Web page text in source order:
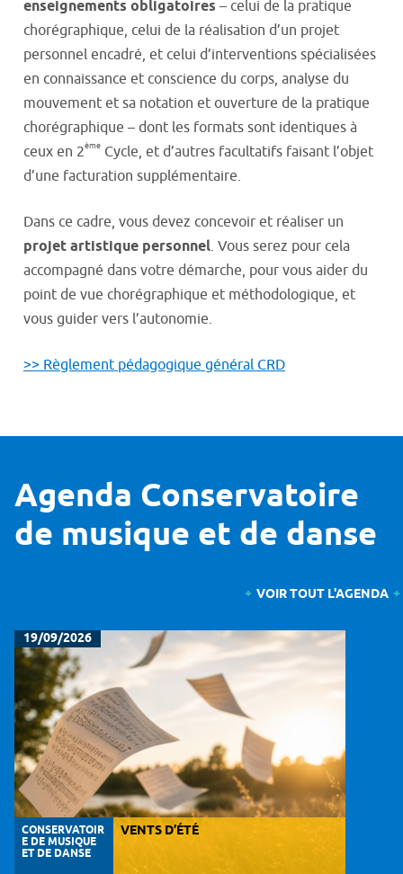
enseignements obligatoires – celui de la pratique
chorégraphique, celui de la réalisation d’un projet
personnel encadré, et celui d’interventions spécialisées
en connaissance et conscience du corps, analyse du
mouvement et sa notation et ouverture de la pratique
chorégraphique – dont les formats sont identiques à
ceux en 2ème Cycle, et d’autres facultatifs faisant l’objet
d’une facturation supplémentaire.
Dans ce cadre, vous devez concevoir et réaliser un
projet artistique personnel. Vous serez pour cela
accompagné dans votre démarche, pour vous aider du
point de vue chorégraphique et méthodologique, et
vous guider vers l’autonomie.
>> Règlement pédagogique général CRD
Agenda Conservatoire
de musique et de danse
VOIR TOUT L'AGENDA
19/09/2026
CONSERVATOIR
E DE MUSIQUE
ET DE DANSE
VENTS D’ÉTÉ